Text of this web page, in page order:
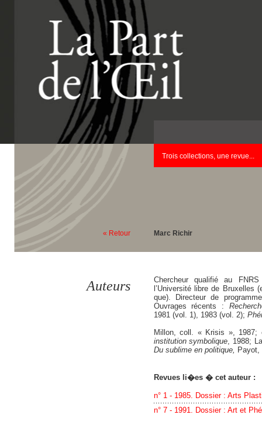
Trois collections, une revue...
« Retour Marc Richir
Auteurs
Chercheur qualifié au
l’Université libre de Bruxelles
que). Directeur de
Ouvrages récents :
1981 (vol. 1), 1983 (vol. 2);
Millon, coll. « Krisis »,
institution symbolique, 1988;
Du sublime en politique, Payot,
Revues li�es � cet auteur :
n° 1 - 1985. Dossier : Arts
n° 7 - 1991. Dossier : Art et